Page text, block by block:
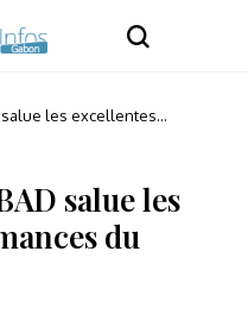
salue les excellentes
salue les
du